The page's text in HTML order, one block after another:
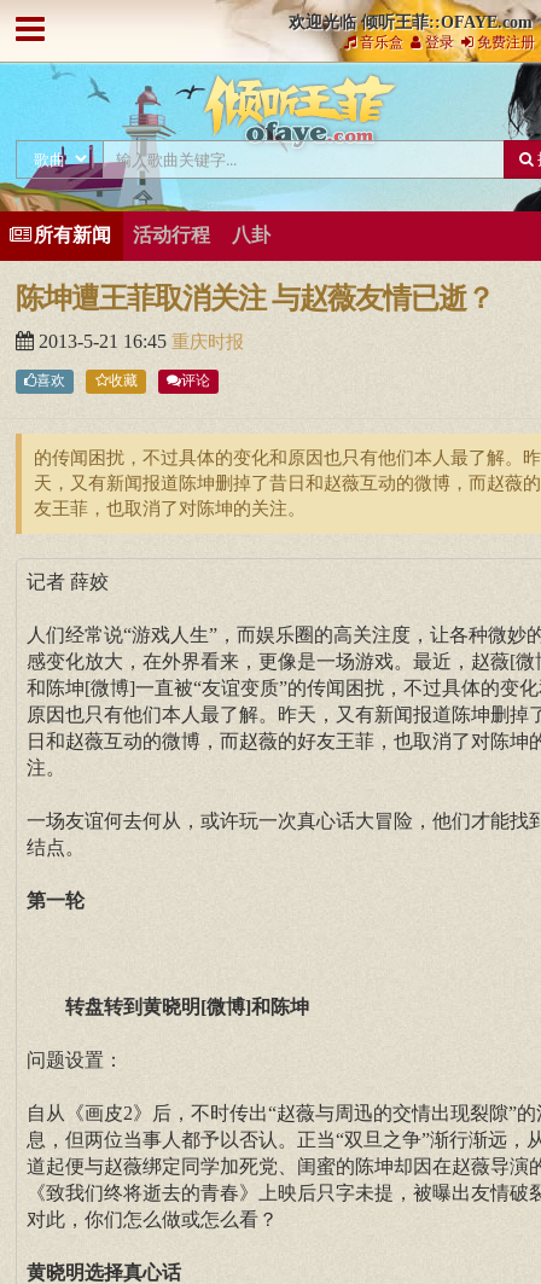
欢迎光临 倾听王菲::OFAYE.com
音乐盒 登录 免费注册
所有新闻 活动行程 八卦
陈坤遭王菲取消关注 与赵薇友情已逝？
2013-5-21 16:45 重庆时报
喜欢 收藏 评论
的传闻困扰，不过具体的变化和原因也只有他们本人最了解。昨
天，又有新闻报道陈坤删掉了昔日和赵薇互动的微博，而赵薇
友王菲，也取消了对陈坤的关注。
记者 薛姣
人们经常说“游戏人生”，而娱乐圈的高关注度，让各种微妙
感变化放大，在外界看来，更像是一场游戏。最近，赵薇[微
和陈坤[微博]一直被“友谊变质”的传闻困扰，不过具体的变
原因也只有他们本人最了解。昨天，又有新闻报道陈坤删掉
日和赵薇互动的微博，而赵薇的好友王菲，也取消了对陈坤
注。
一场友谊何去何从，或许玩一次真心话大冒险，他们才能找
结点。
第一轮
转盘转到黄晓明[微博]和陈坤
问题设置：
自从《画皮2》后，不时传出“赵薇与周迅的交情出现裂隙”的
息，但两位当事人都予以否认。正当“双旦之争”渐行渐远，
道起便与赵薇绑定同学加死党、闺蜜的陈坤却因在赵薇导演
《致我们终将逝去的青春》上映后只字未提，被曝出友情破
对此，你们怎么做或怎么看？
黄晓明选择真心话